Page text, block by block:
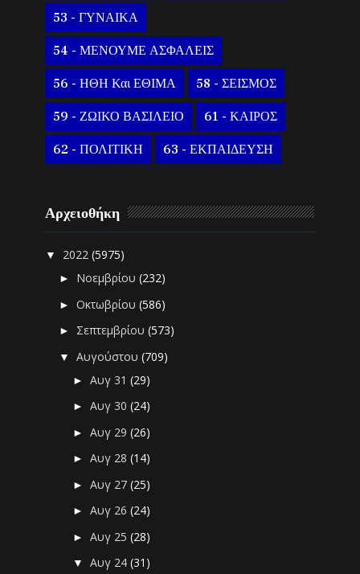
53 - ΓΥΝΑΙΚΑ
54 - ΜΕΝΟΥΜΕ ΑΣΦΑΛΕΙΣ
56 - ΗΘΗ Και ΕΘΙΜΑ 58 - ΣΕΙΣΜΟΣ
59 - ΖΩΙΚΟ ΒΑΣΙΛΕΙΟ 61 - ΚΑΙΡΟΣ
62 - ΠΟΛΙΤΙΚΗ 63 - ΕΚΠΑΙΔΕΥΣΗ
Αρχειοθήκη
▼ 2022(5975)
► Νοεμβρίου(232)
►Οκτωβρίου(586)
► Σεπτεμβρίου(573)
▼Αυγούστου(709)
►Αυγ 31(29)
►Αυγ 30(24)
►Αυγ 29(26)
►Αυγ 28(14)
►Αυγ 27(25)
►Αυγ 26(24)
►Αυγ 25(28)
▼Αυγ 24(31)